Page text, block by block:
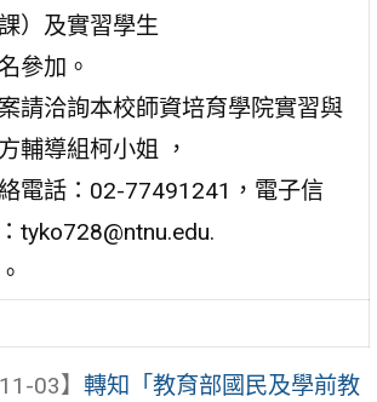
）及實習學生
參加。
請洽詢本校師資培育學院實習與
輔導組柯小姐 ，
電話：02-77491241，電子信
tyko728@ntnu.edu.
03】 轉知「教育部國民及學前教